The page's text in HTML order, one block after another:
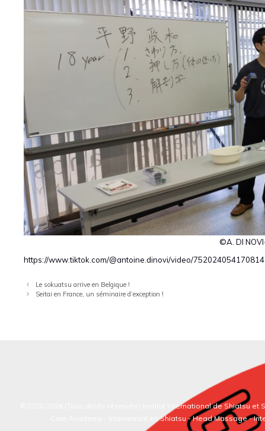
©A. DI
https://www.tiktok.com/@antoine.dinovi/video/
Le sokuatsu arrive en Belgique !
Seitai en France, un séminaire d’exception !
Institut International de Shiatsu et
Intervenant en Shiatsu-Head Massage-